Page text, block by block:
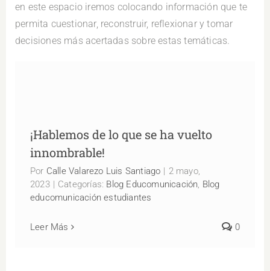
en este espacio iremos colocando información que te
permita cuestionar, reconstruir, reflexionar y tomar
decisiones más acertadas sobre estas temáticas.
¡Hablemos de lo que se ha vuelto
innombrable!
Por Calle Valarezo Luis Santiago | 2 mayo,
2023 | Categorías: Blog Educomunicación, Blog
educomunicación estudiantes
Leer Más 0